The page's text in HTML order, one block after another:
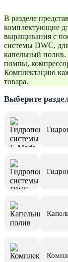
В разделе
комплектующие
выращивания с
системы DWC,
капельный
помпы,
Комплектацию
товара.
Выберите